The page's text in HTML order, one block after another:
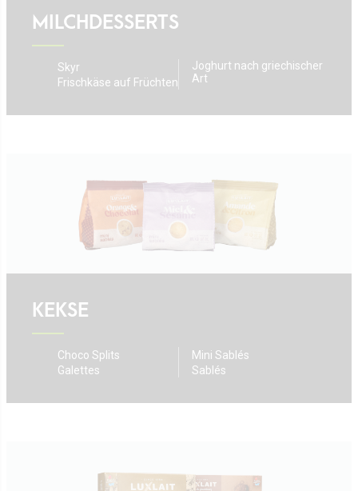
MILCHDESSERTS
Skyr
Frischkäse auf Früchten
Joghurt nach griechischer
Art
KEKSE
Choco Splits
Galettes
Mini Sablés
Sablés